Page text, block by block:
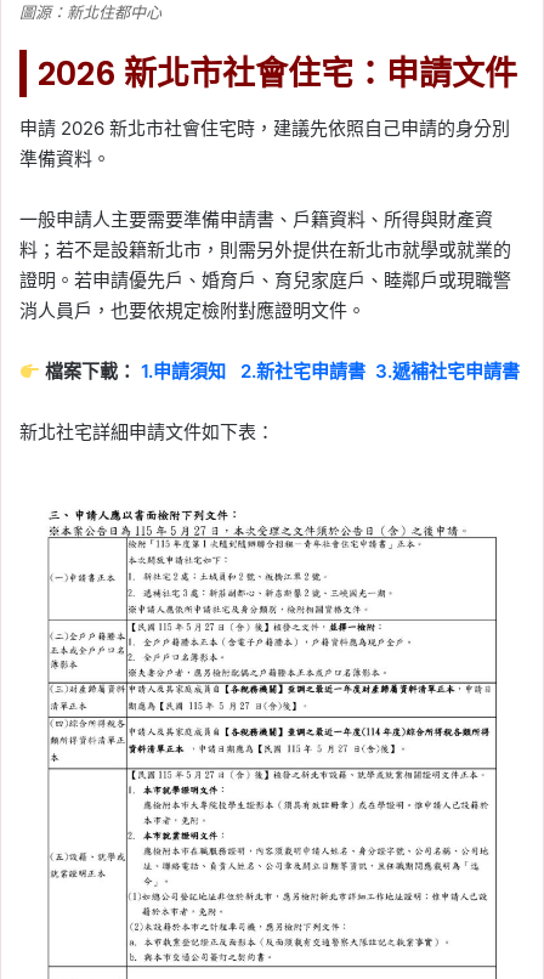
圖源：新北住都中心
2026 新北市社會住宅：申請文件
申請 2026 新北市社會住宅時，建議先依照自己申請的身分別
準備資料。
一般申請人主要需要準備申請書、戶籍資料、所得與財產資
料；若不是設籍新北市，則需另外提供在新北市就學或就業的
證明。若申請優先戶、婚育戶、育兒家庭戶、睦鄰戶或現職警
消人員戶，也要依規定檢附對應證明文件。
檔案下載： 1.申請須知 2.新社宅申請書 3.遞補社宅申請書
新北社宅詳細申請文件如下表：